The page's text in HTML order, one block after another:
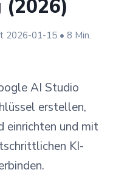
01-15 • 8 Min.
AI Studio
erstellen,
einrichten und mit
KI-